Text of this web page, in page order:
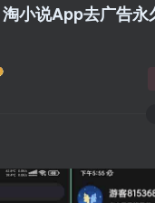
小说App去广告永